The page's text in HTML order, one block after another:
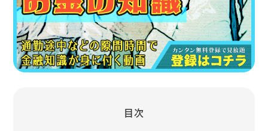
目次